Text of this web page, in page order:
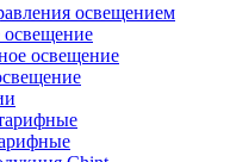
освещением
освещение
освещение